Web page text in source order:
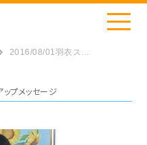
2016/08/01羽衣スタジオ・Ｎさん
ップメッセージ